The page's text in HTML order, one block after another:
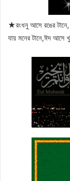
★রংধনু আসে রঙের
যায় মনের টানে,ঈদ আসে